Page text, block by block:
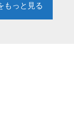
もっと見る